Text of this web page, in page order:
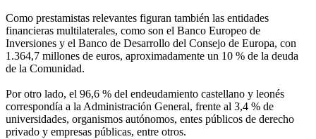
Como prestamistas relevantes figuran también las entidades
financieras multilaterales, como son el Banco Europeo de
Inversiones y el Banco de Desarrollo del Consejo de Europa, con
1.364,7 millones de euros, aproximadamente un 10 % de la deuda
de la Comunidad.
Por otro lado, el 96,6 % del endeudamiento castellano y leonés
correspondía a la Administración General, frente al 3,4 % de
universidades, organismos autónomos, entes públicos de derecho
privado y empresas públicas, entre otros.